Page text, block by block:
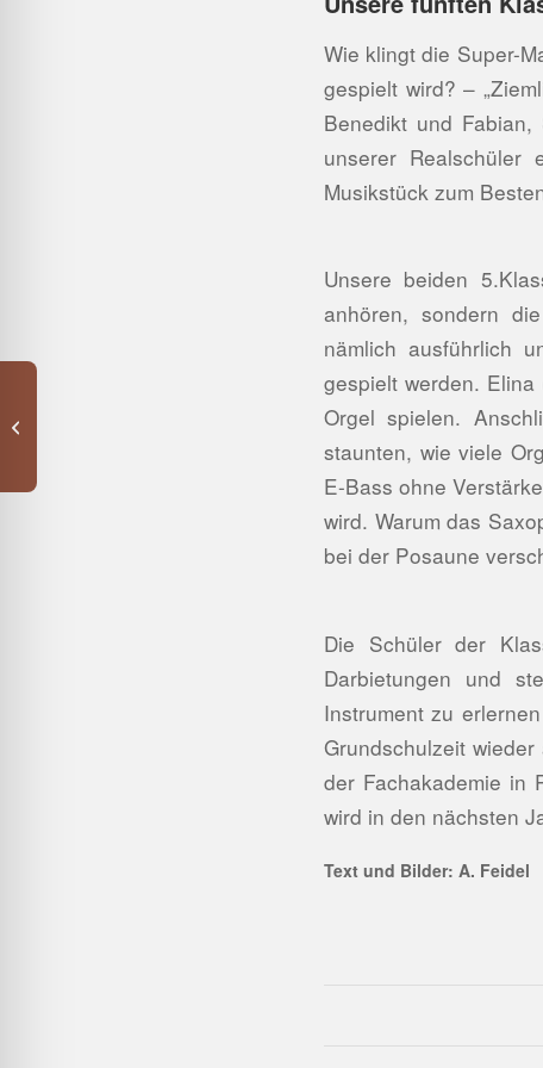
Wie klingt die Super-
gespielt wird? –
Benedikt und
unserer Realschüler
Musikstück zum
Unsere beiden
anhören, sondern
nämlich ausführlich
gespielt werden.
Orgel spielen.
staunten, wie viele
E-Bass ohne
wird. Warum das
bei der Posaune
Die Schüler der
Darbietungen und
Instrument zu
Grundschulzeit
der Fachakademie in
wird in den nächsten
Text und Bilder: A. Feidel